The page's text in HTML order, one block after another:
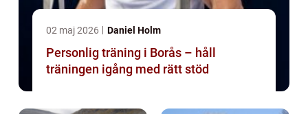
02 maj 2026 Daniel Holm
Personlig träning i Borås – håll
träningen igång med rätt stöd